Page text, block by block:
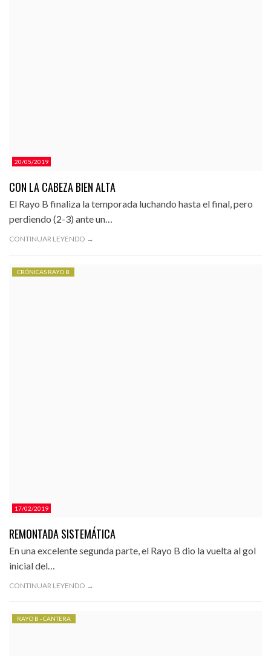
20/05/2019
CON LA CABEZA BIEN ALTA
El Rayo B finaliza la temporada luchando hasta el final, pero
perdiendo (2-3) ante un…
CONTINUAR LEYENDO →
17/02/2019
CRÓNICAS RAYO B
REMONTADA SISTEMÁTICA
En una excelente segunda parte, el Rayo B dio la vuelta al gol
inicial del…
CONTINUAR LEYENDO →
RAYO B - CANTERA